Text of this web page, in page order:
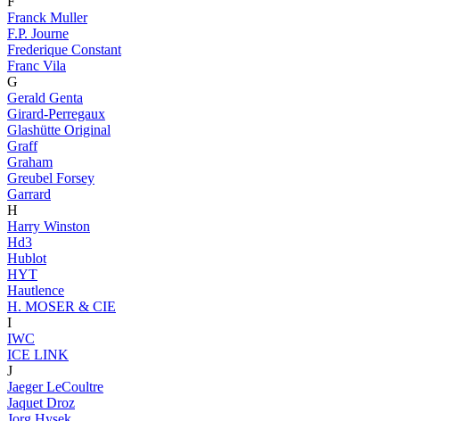
Franck Muller
F.P. Journe
Frederique Constant
Franc Vila
G
Gerald Genta
Girard-Perregaux
Glashütte Original
Graff
Graham
Greubel Forsey
Garrard
H
Harry Winston
Hd3
Hublot
HYT
Hautlence
H. MOSER & CIE
I
IWC
ICE LINK
J
Jaeger LeCoultre
Jaquet Droz